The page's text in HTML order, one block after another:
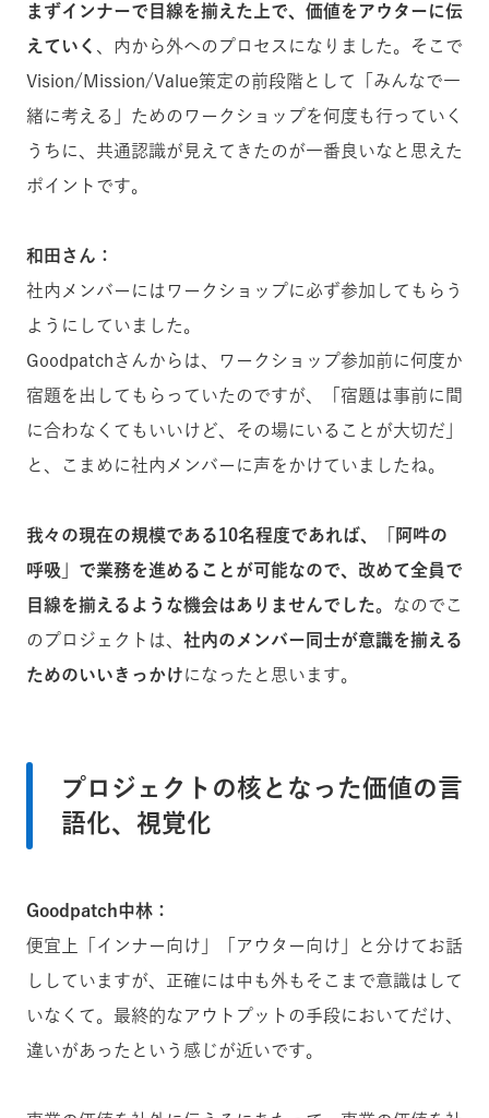
まずインナーで目線を揃えた上で、価値をアウターに伝
えていく
、内から外へのプロセスになりました。そこで
Vision/Mission/Value策定の前段階として「みんなで一
緒に考える」ためのワークショップを何度も行っていく
うちに、共通認識が見えてきたのが一番良いなと思えた
ポイントです。
和田さん：
社内メンバーにはワークショップに必ず参加してもらう
ようにしていました。
Goodpatchさんからは、ワークショップ参加前に何度か
宿題を出してもらっていたのですが、「宿題は事前に間
に合わなくてもいいけど、その場にいることが大切だ」
と、こまめに社内メンバーに声をかけていましたね。
我々の現在の規模である10名程度であれば、「阿吽の
呼吸」で業務を進めることが可能なので、改めて全員で
目線を揃えるような機会はありませんでした。 なのでこ
のプロジェクトは、 社内のメンバー同士が意識を揃える
ためのいいきっかけになったと思います。
プロジェクトの核となった価値の言
語化、視覚化
Goodpatch中林：
便宜上「インナー向け」「アウター向け」と分けてお話
ししていますが、正確には中も外もそこまで意識はして
いなくて。最終的なアウトプットの手段においてだけ、
違いがあったという感じが近いです。